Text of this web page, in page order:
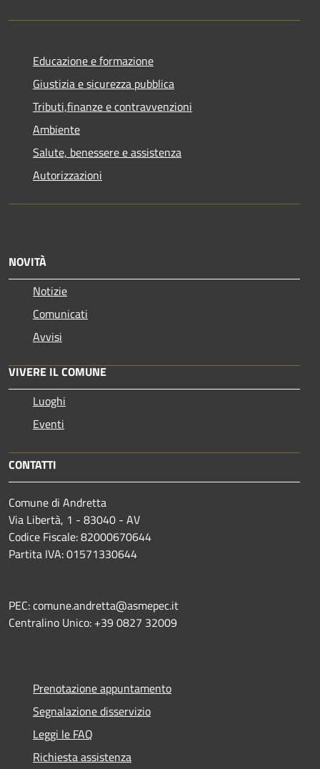
Educazione e formazione
Giustizia e sicurezza pubblica
Tributi,finanze e contravvenzioni
Ambiente
Salute, benessere e assistenza
Autorizzazioni
NOVITÀ
Notizie
Comunicati
Avvisi
VIVERE IL COMUNE
Luoghi
Eventi
CONTATTI
Comune di Andretta
Via Libertà, 1 - 83040 - AV
Codice Fiscale: 82000670644
Partita IVA: 01571330644
PEC: comune.andretta@asmepec.it
Centralino Unico: +39 0827 32009
Prenotazione appuntamento
Segnalazione disservizio
Leggi le FAQ
Richiesta assistenza